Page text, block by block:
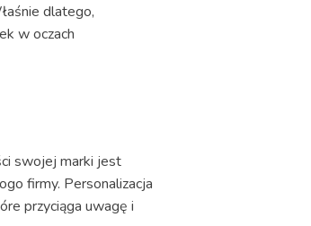
dlatego,
w oczach
swojej marki jest
firmy. Personalizacja
przyciąga uwagę i